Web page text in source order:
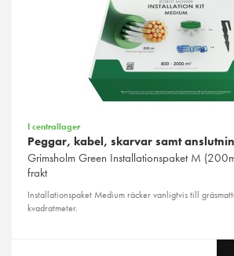
I centrallager
Peggar, kabel, skarvar samt
Grimsholm Green Installationspaket M
frakt
Installationspaket Medium räcker vanligtvis till
kvadratmeter.